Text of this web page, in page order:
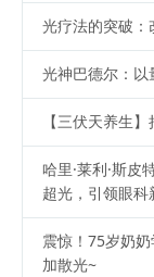
光疗法的突破
光神巴德尔：
【三伏天养生
哈里·莱利·斯皮
超光，引领眼科
震惊！75岁奶
加散光~